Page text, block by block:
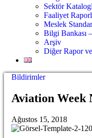
Sektör
Faaliyet
Meslek
Bilgi Bankası
Arşiv
Diğer Rapor
Bildirimler
Aviation Week
Ağustos 15, 2018